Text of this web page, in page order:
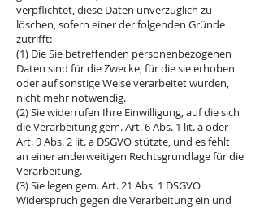
verpflichtet, diese Daten unverzüglich zu
löschen, sofern einer der folgenden Gründe
zutrifft:
(1) Die Sie betreffenden personenbezogenen
Daten sind für die Zwecke, für die sie erhoben
oder auf sonstige Weise verarbeitet wurden,
nicht mehr notwendig.
(2) Sie widerrufen Ihre Einwilligung, auf die sich
die Verarbeitung gem. Art. 6 Abs. 1 lit. a oder
Art. 9 Abs. 2 lit. a DSGVO stützte, und es fehlt
an einer anderweitigen Rechtsgrundlage für die
Verarbeitung.
(3) Sie legen gem. Art. 21 Abs. 1 DSGVO
Widerspruch gegen die Verarbeitung ein und